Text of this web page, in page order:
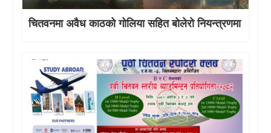
चितवनमा अवैध काठको गोलिया सहित बोलेरो नियन्त्रणमा